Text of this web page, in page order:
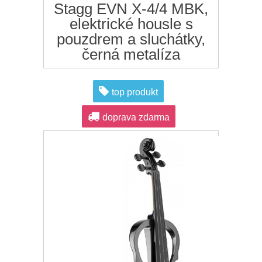
Stagg EVN X-4/4 MBK,
elektrické housle s
pouzdrem a sluchátky,
černá metalíza
top produkt
doprava zdarma